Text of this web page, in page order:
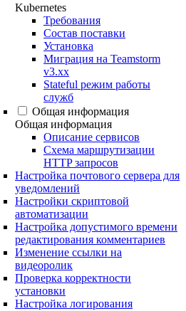
Kubernetes
Требования
Состав поставки
Установка
Миграция на Teamstorm
v3.xx
Stateful режим работы
служб
Общая информация
Общая информация
Описание сервисов
Схема маршрутизации
HTTP запросов
Настройка почтового сервера для
уведомлений
Настройки скриптовой
автоматизации
Настройка допустимого времени
редактирования комментариев
Изменение ссылки на
видеоролик
Проверка корректности
установки
Настройка логирования